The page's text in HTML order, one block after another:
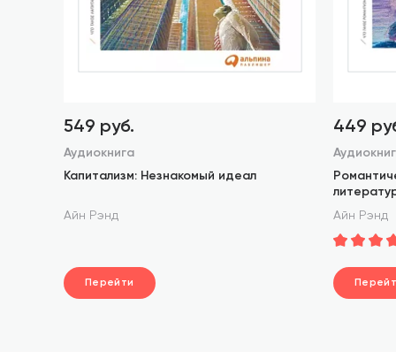
549 руб.
Аудиокнига
Капитализм: Незнакомый идеал
Айн Рэнд
Перейти
449
Айн Рэнд